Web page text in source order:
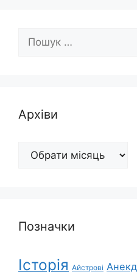
Пошук:
Архіви
Архіви
Позначки
Історія Айстрові